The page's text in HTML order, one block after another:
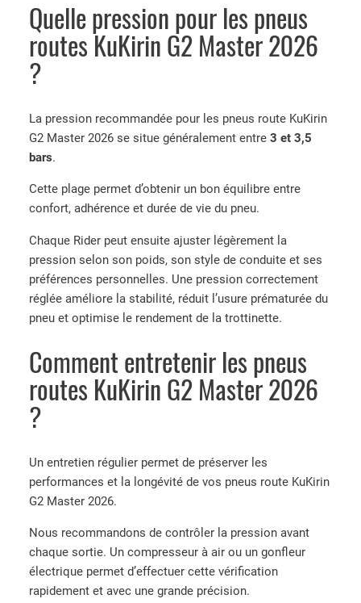
d
e
n
t
e
u
K
i
r
i
G
M
a
t
e
r
0
2
6
(
Quelle pression pour les pneus
routes KuKirin G2 Master 2026
?
La pression recommandée pour les pneus route KuKirin
G2 Master 2026 se situe généralement entre 3 et 3,5
bars.
Cette plage permet d’obtenir un bon équilibre entre
confort, adhérence et durée de vie du pneu.
Chaque Rider peut ensuite ajuster légèrement la
pression selon son poids, son style de conduite et ses
préférences personnelles. Une pression correctement
réglée améliore la stabilité, réduit l’usure prématurée du
pneu et optimise le rendement de la trottinette.
Comment entretenir les pneus
routes KuKirin G2 Master 2026
?
Un entretien régulier permet de préserver les
performances et la longévité de vos pneus route KuKirin
G2 Master 2026.
Nous recommandons de contrôler la pression avant
chaque sortie. Un compresseur à air ou un gonfleur
électrique permet d’effectuer cette vérification
rapidement et avec une grande précision.